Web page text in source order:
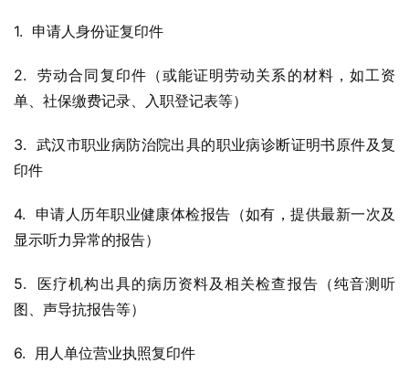
1.  申请人身份证复印件
2.  劳动合同复印件（或能证明劳动关系的材料，如工资
单、社保缴费记录、入职登记表等）
3.  武汉市职业病防治院出具的职业病诊断证明书原件及复
印件
4.  申请人历年职业健康体检报告（如有，提供最新一次及
显示听力异常的报告）
5.  医疗机构出具的病历资料及相关检查报告（纯音测听
图、声导抗报告等）
6.  用人单位营业执照复印件